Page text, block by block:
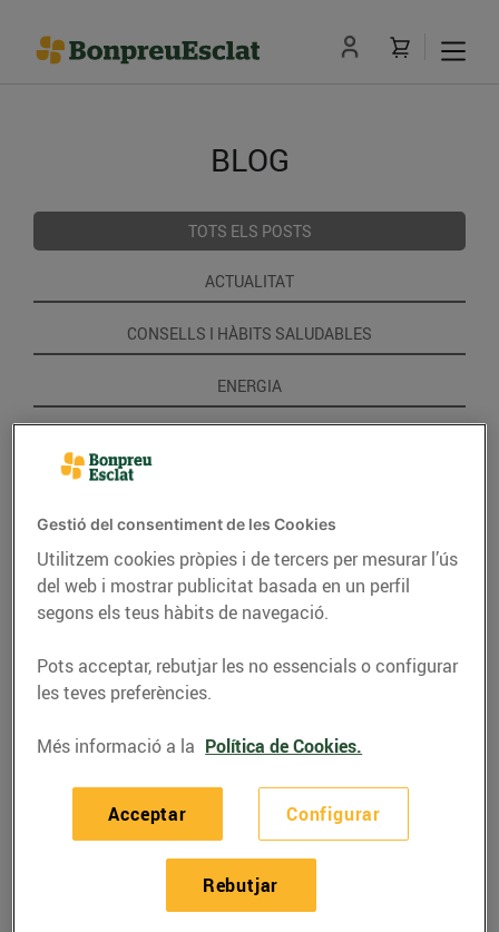
BLOG
TOTS ELS POSTS
ACTUALITAT
CONSELLS I HÀBITS SALUDABLES
ENERGIA
RECEPTES
Llamàntol glacejat
01/de desembre/2015
Gestió del consentiment de les Cookies
Utilitzem cookies pròpies i de tercers per mesurar l’ús
del web i mostrar publicitat basada en un perfil
segons els teus hàbits de navegació.
Pots acceptar, rebutjar les no essencials o configurar
les teves preferències.
Més informació a la Política de Cookies.
Configurar
Rebutjar
Acceptar